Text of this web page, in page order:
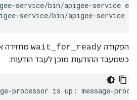
service/bin/apigee-service
service/bin/apigee-service
הפקודה wait_for_ready מחזירה
כשמעבד ההודעות מוכן לעבד הודעות:
processor is up: message-